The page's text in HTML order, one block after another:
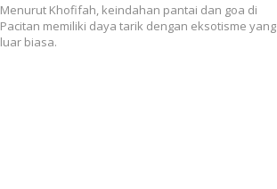
Menurut Khofifah, keindahan pantai dan goa di
Pacitan memiliki daya tarik dengan eksotisme yang
luar biasa.